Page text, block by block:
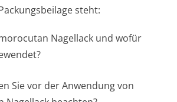
steht:
Nagellack und wofür
Sie vor der Anwendung von